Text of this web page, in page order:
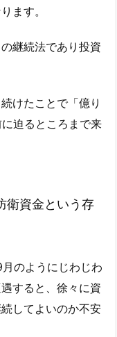
ます。
継続法であり投資
けたことで「億り
迫るところまで来
衛資金という存
のようにじわじわ
すると、徐々に資
してよいのか不安